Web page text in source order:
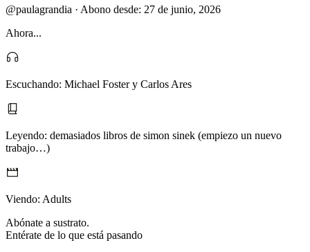
@paulagrandia · Abono desde: 27 de junio, 2026
Ahora...
Escuchando: Michael Foster y Carlos Ares
Leyendo: demasiados libros de simon sinek (empiezo un nuevo
trabajo…)
Viendo: Adults
Abónate a sustrato.
Entérate de lo que está pasando